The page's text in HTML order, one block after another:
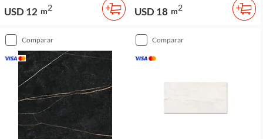
USD 12 m2 USD 18 m2
comparar comparar